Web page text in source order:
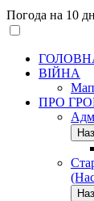
Погода на 10
ВІЙНА
ПРО